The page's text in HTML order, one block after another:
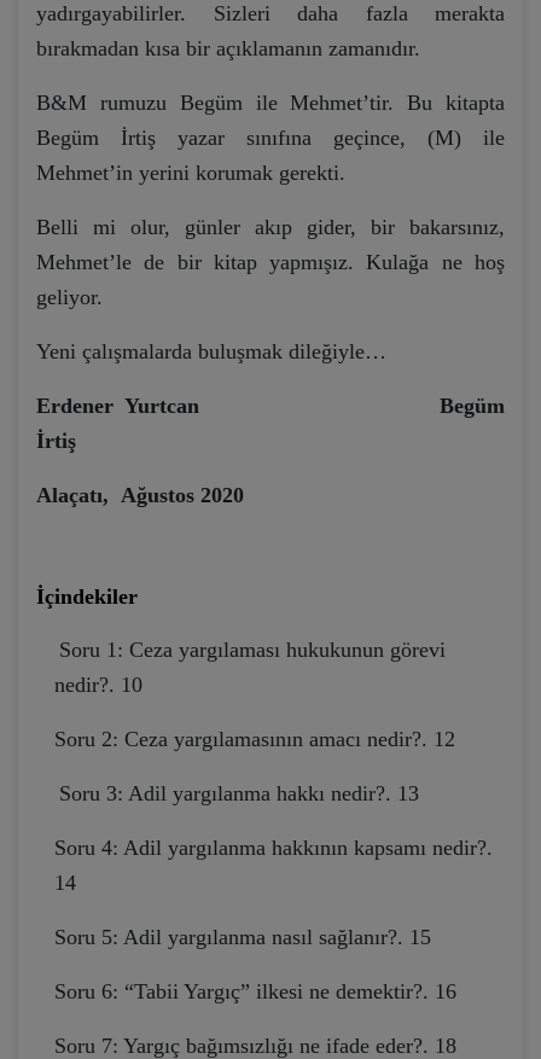
yadırgayabilirler. Sizleri daha fazla merakta
bırakmadan kısa bir açıklamanın zamanıdır.
B&M rumuzu Begüm ile Mehmet’tir. Bu kitapta
Begüm İrtiş yazar sınıfına geçince, (M) ile
Mehmet’in yerini korumak gerekti.
Belli mi olur, günler akıp gider, bir bakarsınız,
Mehmet’le de bir kitap yapmışız. Kulağa ne hoş
geliyor.
Yeni çalışmalarda buluşmak dileğiyle…
Erdener Yurtcan Begüm
İrtiş
Alaçatı, Ağustos 2020
İçindekiler
Soru 1: Ceza yargılaması hukukunun görevi
nedir?. 10
Soru 2: Ceza yargılamasının amacı nedir?. 12
Soru 3: Adil yargılanma hakkı nedir?. 13
Soru 4: Adil yargılanma hakkının kapsamı nedir?.
14
Soru 5: Adil yargılanma nasıl sağlanır?. 15
Soru 6: “Tabii Yargıç” ilkesi ne demektir?. 16
Soru 7: Yargıç bağımsızlığı ne ifade eder?. 18